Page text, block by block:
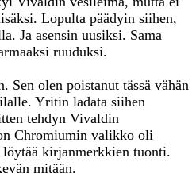
Lopulta päädyin siihen,
Ja asensin uusiksi. Sama
ruuduksi.
Sen olen poistanut tässä vähän
Yritin ladata siihen
tehdyn Vivaldin
Chromiumin valikko oli
kirjanmerkkien tuonti.
mitään.